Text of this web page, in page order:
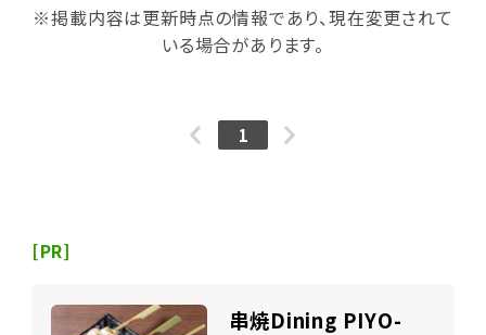
※掲載内容は更新時点の情報であり、現在変更されて
いる場合があります。
1
[PR]
串焼Dining PIYO-